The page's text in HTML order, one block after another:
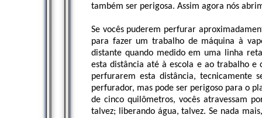
também ser perigosa. Assim agora nós
Se vocês puderem perfurar
para fazer um trabalho de máquina à
distante quando medido em uma linha
esta distância até à escola e ao trabalho e
perfurarem esta distância, tecnicamente
perfurador, mas pode ser perigoso para o
de cinco quilômetros, vocês atravessam
talvez; liberando água, talvez. Se nada